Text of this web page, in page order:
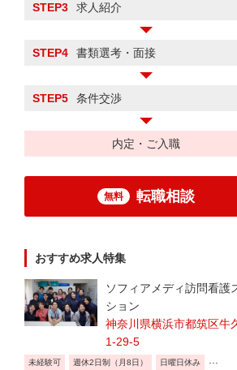
STEP3 求人紹介
STEP4 書類選考・面接
STEP5 条件交渉
内定・ご入職
無料 転職相談
おすすめ求人特集
ソフィアメディ訪問看護
ション
神奈川県横浜市都筑区牛
1-29-5
未経験可 週休2日制（月8日） 日曜日休み